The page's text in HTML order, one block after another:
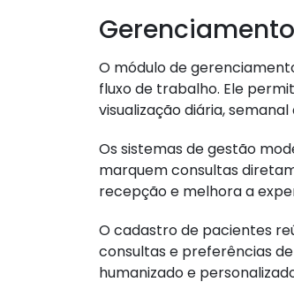
O módulo de
fluxo de trabalho. Ele
visualização diária, semanal
Os sistemas de gestão
marquem consultas
recepção e melhora a
O cadastro de pacientes
consultas e preferências
humanizado e